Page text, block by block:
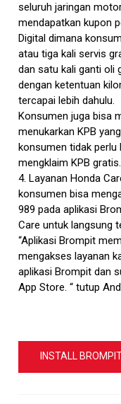
seluruh jaringan
mendapatkan kupon
Digital dimana
atau tiga kali servis
dan satu kali ganti oli
dengan ketentuan
tercapai lebih dahulu.
Konsumen juga bisa
menukarkan KPB
konsumen tidak perlu
mengklaim KPB gratis.
4. Layanan Honda
konsumen bisa
989 pada aplikasi
Care untuk langsung
“Aplikasi Brompit
mengakses layanan
aplikasi Brompit dan
App Store. “ tutup
INSTALL